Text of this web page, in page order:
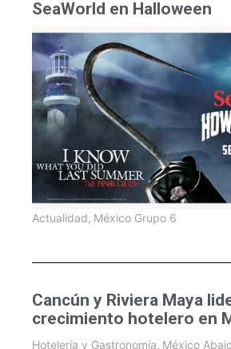
SeaWorld en Halloween
Actualidad, México Grupo 6
Cancún y Riviera Maya
crecimiento hotelero en
Hotelería y Gastronomía, México